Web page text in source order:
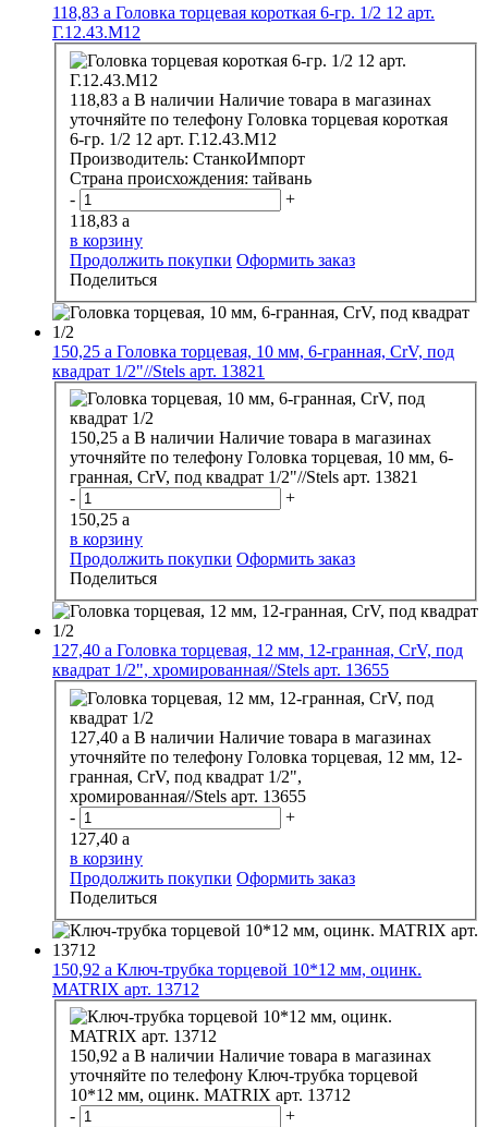
118,83 a Головка торцевая короткая 6-гр. 1/2 12 арт.
Г.12.43.М12
118,83 a В наличии Наличие товара в магазинах
уточняйте по телефону Головка торцевая короткая
6-гр. 1/2 12 арт. Г.12.43.М12
Производитель: СтанкоИмпорт
Страна происхождения: тайвань
-
+
118,83 a
в корзину
Продолжить покупки Оформить заказ
Поделиться
150,25 a Головка торцевая, 10 мм, 6-гранная, CrV, под
квадрат 1/2"//Stels арт. 13821
150,25 a В наличии Наличие товара в магазинах
уточняйте по телефону Головка торцевая, 10 мм, 6-
гранная, CrV, под квадрат 1/2"//Stels арт. 13821
-
+
150,25 a
в корзину
Продолжить покупки Оформить заказ
Поделиться
127,40 a Головка торцевая, 12 мм, 12-гранная, CrV, под
квадрат 1/2", хромированная//Stels арт. 13655
127,40 a В наличии Наличие товара в магазинах
уточняйте по телефону Головка торцевая, 12 мм, 12-
гранная, CrV, под квадрат 1/2",
хромированная//Stels арт. 13655
-
+
127,40 a
в корзину
Продолжить покупки Оформить заказ
Поделиться
150,92 a Ключ-трубка торцевой 10*12 мм, оцинк.
MATRIX арт. 13712
150,92 a В наличии Наличие товара в магазинах
уточняйте по телефону Ключ-трубка торцевой
10*12 мм, оцинк. MATRIX арт. 13712
-
+